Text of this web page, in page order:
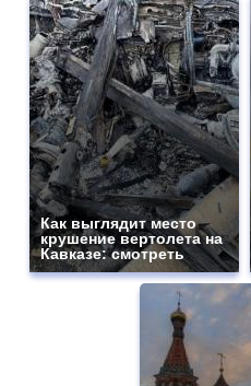
Как выглядит место
крушение вертолета на
Кавказе: смотреть